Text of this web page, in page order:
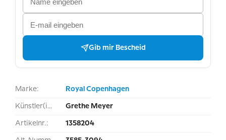
Gib mir Bescheid
Marke: Royal Copenhagen
Künstler(in): Grethe Meyer
Artikelnr.: 1358204